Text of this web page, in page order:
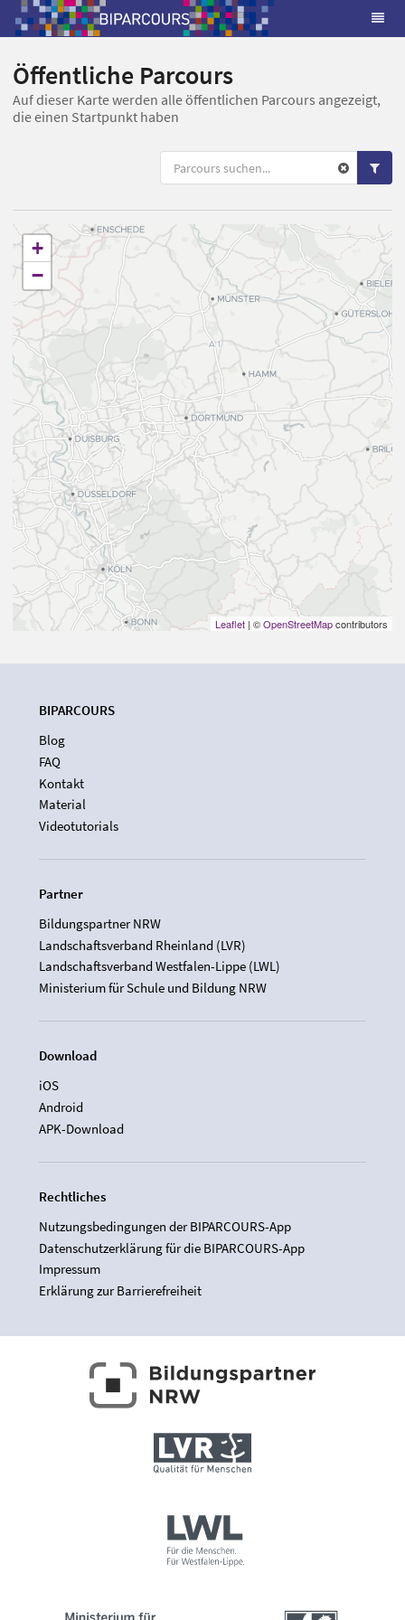
Öffentliche Parcours
Auf dieser Karte werden alle öffentlichen Parcours angezeigt,
die einen Startpunkt haben
+
−
Leaflet | ©OpenStreetMapcontributors
BIPARCOURS
Blog
FAQ
Kontakt
Material
Videotutorials
Partner
Bildungspartner NRW
Landschaftsverband Rheinland (LVR)
Landschaftsverband Westfalen-Lippe (LWL)
Ministerium für Schule und Bildung NRW
Download
iOS
Android
APK-Download
Rechtliches
Nutzungsbedingungen der BIPARCOURS-App
Datenschutzerklärung für die BIPARCOURS-App
Impressum
Erklärung zur Barrierefreiheit